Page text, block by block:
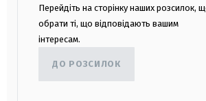
Перейдіть на сторінку наших розсилок,
обрати ті, що відповідають вашим
інтересам.
ДО РОЗСИЛОК